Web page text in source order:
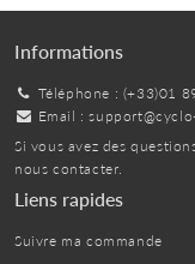
Informations
Téléphone : (+33)01
Email :
Si vous avez des
nous contacter.
Liens rapides
Suivre ma commande